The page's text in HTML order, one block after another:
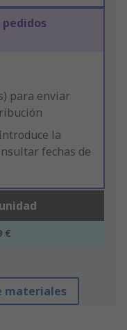
pedidos
para enviar
la
fechas de
€
materiales